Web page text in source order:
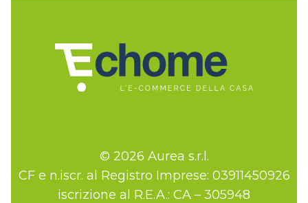
© 2026 Aurea s.r.l.
CF e n.iscr. al Registro Imprese: 03911450926
iscrizione al R.E.A.: CA – 305948